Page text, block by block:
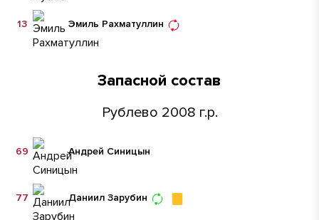
Эмиль Рахматуллин
13
Запасной состав
Рублево 2008 г.р.
Андрей Синицын
69
Даниил Зарубин
77